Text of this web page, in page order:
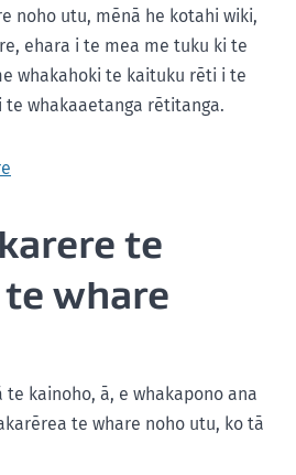
noho utu, mēnā he kotahi wiki,
ehara i te mea me tuku ki te
whakahoki te kaituku rēti i te
te whakaaetanga rētitanga.
te
whare
kainoho, ā, e whakapono ana
te whare noho utu, ko tā